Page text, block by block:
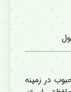
در زمینه